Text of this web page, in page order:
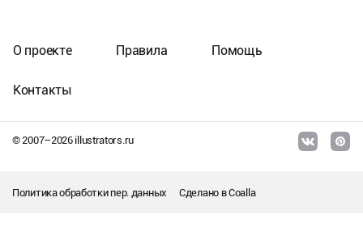
© 2007–2026illustrators.ru
О проекте Правила Помощь
Контакты
Политика обработки пер. данных Сделано вCoalla